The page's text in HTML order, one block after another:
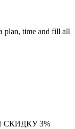
plan, time and fill all
3%